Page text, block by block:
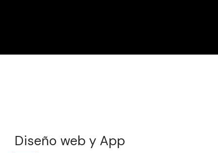
Diseño web y App